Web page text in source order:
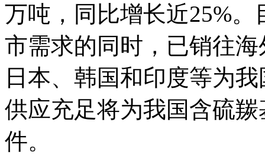
万吨，同比增长近25%
市需求的同时，已销往
日本、韩国和印度等为
供应充足将为我国含硫
件。